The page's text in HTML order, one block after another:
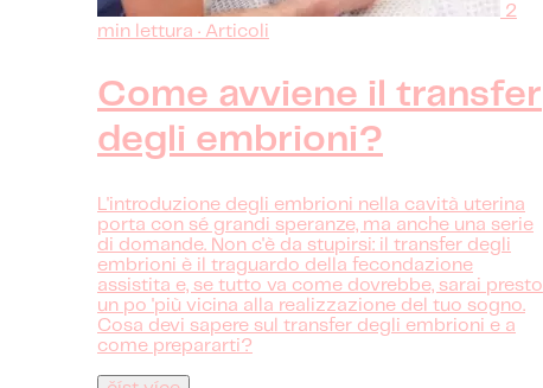
2
min lettura · Articoli
Come avviene il transfer
degli embrioni?
L'introduzione degli embrioni nella cavità uterina
porta con sé grandi speranze, ma anche una serie
di domande. Non c'è da stupirsi: il transfer degli
embrioni è il traguardo della fecondazione
assistita e, se tutto va come dovrebbe, sarai presto
un po 'più vicina alla realizzazione del tuo sogno.
Cosa devi sapere sul transfer degli embrioni e a
come prepararti?